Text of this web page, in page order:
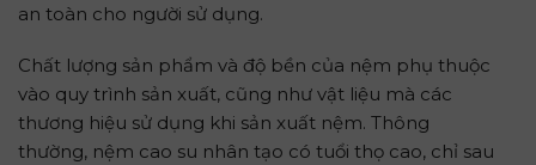
an toàn cho người sử dụng.
Chất lượng sản phẩm và độ bền của nệm phụ thuộc
vào quy trình sản xuất, cũng như vật liệu mà các
thương hiệu sử dụng khi sản xuất nệm. Thông
thường, nệm cao su nhân tạo có tuổi thọ cao, chỉ sau